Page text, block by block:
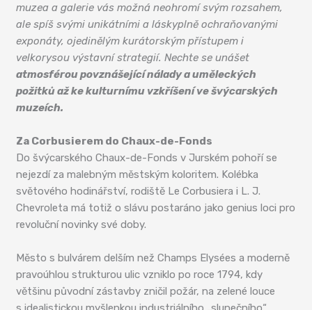
muzea a galerie vás možná neohromí svým rozsahem,
ale spíš svými unikátními a láskyplně ochraňovanými
exponáty, ojedinělým kurátorským přístupem i
velkorysou výstavní strategií. Nechte se unášet
atmosférou povznášející nálady a uměleckých
požitků až ke kulturnímu vzkříšení ve švýcarských
muzeích.
Za Corbusierem do Chaux-de-Fonds
Do švýcarského Chaux-de-Fonds v Jurském pohoří se
nejezdí za malebným městským koloritem. Kolébka
světového hodinářství, rodiště Le Corbusiera i L. J.
Chevroleta má totiž o slávu postaráno jako genius loci pro
revoluční novinky své doby.
Město s bulvárem delším než Champs Elysées a moderně
pravoúhlou strukturou ulic vzniklo po roce 1794, kdy
většinu původní zástavby zničil požár, na zelené louce